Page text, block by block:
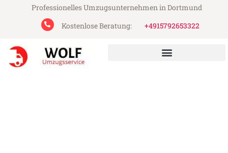
Professionelles Umzugsunternehmen in Dortmund
Kostenlose Beratung:
+4915792653322